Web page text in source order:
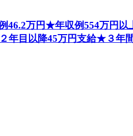
46.2万円★年収例554万円以
目以降45万円支給★３年